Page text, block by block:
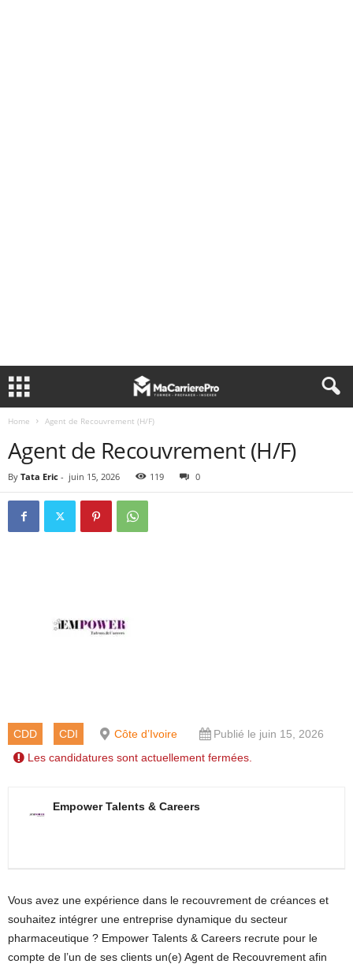
Home Agent de Recouvrement (H/F)
Agent de Recouvrement (H/F)
By Tata Eric - juin 15, 2026 119 0
CDD CDI Côte d’Ivoire
Publié le juin 15, 2026
Les candidatures sont actuellement fermées.
Empower Talents & Careers
Vous avez une expérience dans le recouvrement de créances et
souhaitez intégrer une entreprise dynamique du secteur
pharmaceutique ? Empower Talents & Careers recrute pour le
compte de l’un de ses clients un(e) Agent de Recouvrement afin